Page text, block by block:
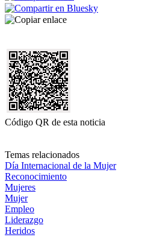
Código QR de esta noticia
Temas relacionados
Día Internacional de la Mujer
Reconocimiento
Mujeres
Mujer
Empleo
Liderazgo
Heridos